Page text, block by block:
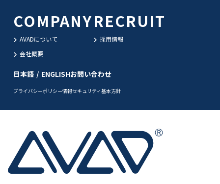
COMPANY
AVADについて
会社概要
RECRUIT
採用情報
日本語 / ENGLISHお問い合わせ
プライバシーポリシー情報セキュリティ基本方針